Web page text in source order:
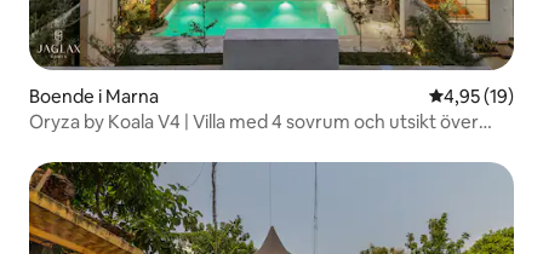
Boende i Marna 4,95 av 5 i
4,95 (19)
Oryza by Koala V4 | Villa med 4 sovrum och utsikt över